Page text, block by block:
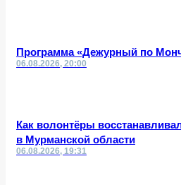
Программа «Дежурный по
06.08.2026, 20:00
Как волонтёры
в Мурманской области
06.08.2026, 19:31